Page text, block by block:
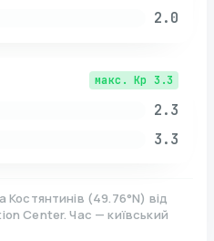
2.0
макс. Kp 3.3
2.3
3.3
Костянтинів (49.76°N) від
Center. Час — київський